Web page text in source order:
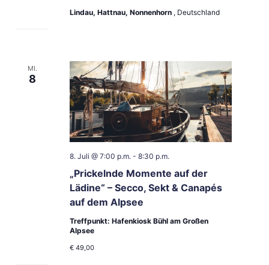
Lindau, Hattnau, Nonnenhorn , Deutschland
MI.
8
„Prickelnde Momente auf der
Lädine“ – Secco, Sekt & Canapés
auf dem Alpsee
8. Juli @ 7:00 p.m.- 8:30 p.m.
Treffpunkt: Hafenkiosk Bühl am Großen
Alpsee
€ 49,00